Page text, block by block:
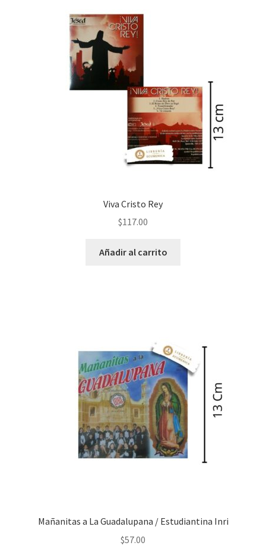
Viva Cristo Rey
$117.00
Añadir al carrito
Mañanitas a La Guadalupana / Estudiantina Inri
$57.00